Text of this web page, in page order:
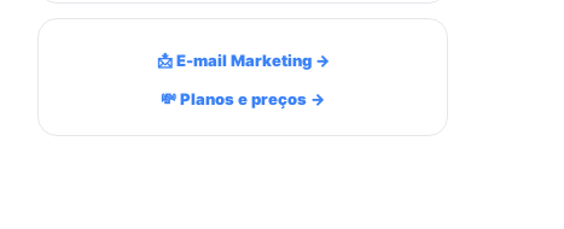
📩 E-mail Marketing →
💸 Planos e preços →